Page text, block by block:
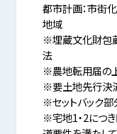
都市計画：市街
地域
※埋蔵文化財包
法
※農地転用届の
※要土地先行決
※セットバック
※宅地1・2につ